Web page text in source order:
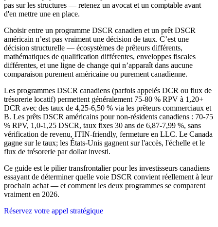
pas sur les structures — retenez un avocat et un comptable avant
d'en mettre une en place.
Choisir entre un programme DSCR canadien et un prêt DSCR
américain n’est pas vraiment une décision de taux. C’est une
décision structurelle — écosystèmes de prêteurs différents,
mathématiques de qualification différentes, enveloppes fiscales
différentes, et une ligne de change qui n’apparaît dans aucune
comparaison purement américaine ou purement canadienne.
Les programmes DSCR canadiens (parfois appelés DCR ou flux de
trésorerie locatif) permettent généralement 75-80 % RPV à 1,20+
DCR avec des taux de 4,25-6,50 % via les prêteurs commerciaux et
B. Les prêts DSCR américains pour non-résidents canadiens : 70-75
% RPV, 1,0-1,25 DSCR, taux fixes 30 ans de 6,87-7,99 %, sans
vérification de revenu, ITIN-friendly, fermeture en LLC. Le Canada
gagne sur le taux; les États-Unis gagnent sur l'accès, l'échelle et le
flux de trésorerie par dollar investi.
Ce guide est le pilier transfrontalier pour les investisseurs canadiens
essayant de déterminer quelle voie DSCR convient réellement à leur
prochain achat — et comment les deux programmes se comparent
vraiment en 2026.
Réservez votre appel stratégique